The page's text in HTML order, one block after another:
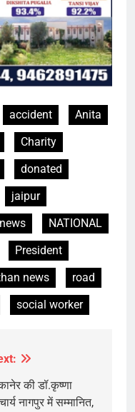
accident
Anita
Charity
donated
jaipur
NATIONAL
President
news
road
social worker
की डॉ.कृष्णा
नागपुर में सम्मानित,